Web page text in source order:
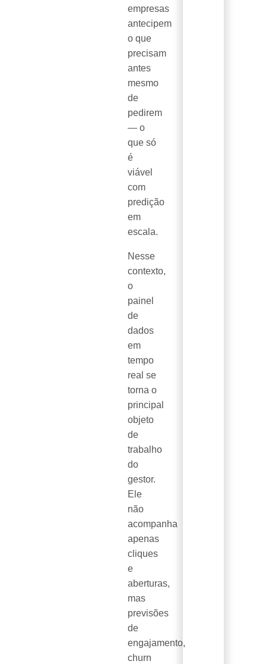
empresas
antecipem
o que
precisam
antes
mesmo
de
pedirem
— o
que só
é
viável
com
predição
em
escala.
Nesse
contexto,
o
painel
de
dados
em
tempo
real se
torna o
principal
objeto
de
trabalho
do
gestor.
Ele
não
acompanha
apenas
cliques
e
aberturas,
mas
previsões
de
engajamento,
churn